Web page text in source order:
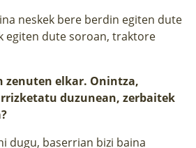
neskek bere berdin egiten dute
egiten dute soroan, traktore
zenuten elkar. Onintza,
duzunean, zerbaitek
dugu, baserrian bizi baina